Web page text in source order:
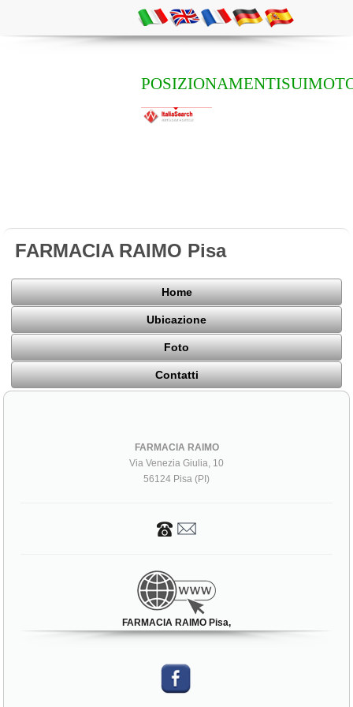
FARMACIA RAIMO Pisa
Home
Ubicazione
Foto
Contatti
FARMACIA RAIMO
Via Venezia Giulia, 10
56124 Pisa (PI)
FARMACIA RAIMO Pisa,